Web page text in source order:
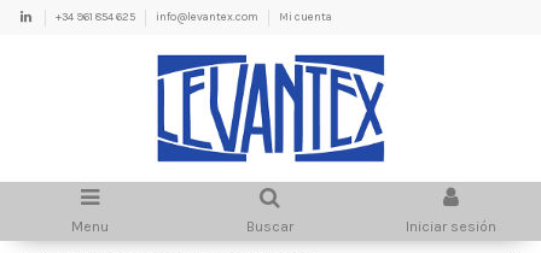
+34 961 854 625 info@levantex.com Mi cuenta
Menu Buscar Iniciar sesión